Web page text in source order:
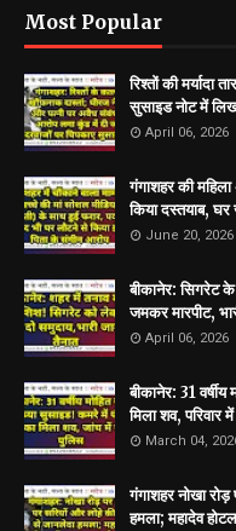
Most Popular
रिश्तों की
सुसाइड नोट में
April 06, 2026
गंगाशहर की
किया दस्तयाब,
June 20, 2026
बीकानेर: सिगरेट
जमकर मारपीट,
April 06, 2026
बीकानेर: 31
मिला शव, परिवार
March 04,
गंगाशहर नोखा
हमला; महादेव